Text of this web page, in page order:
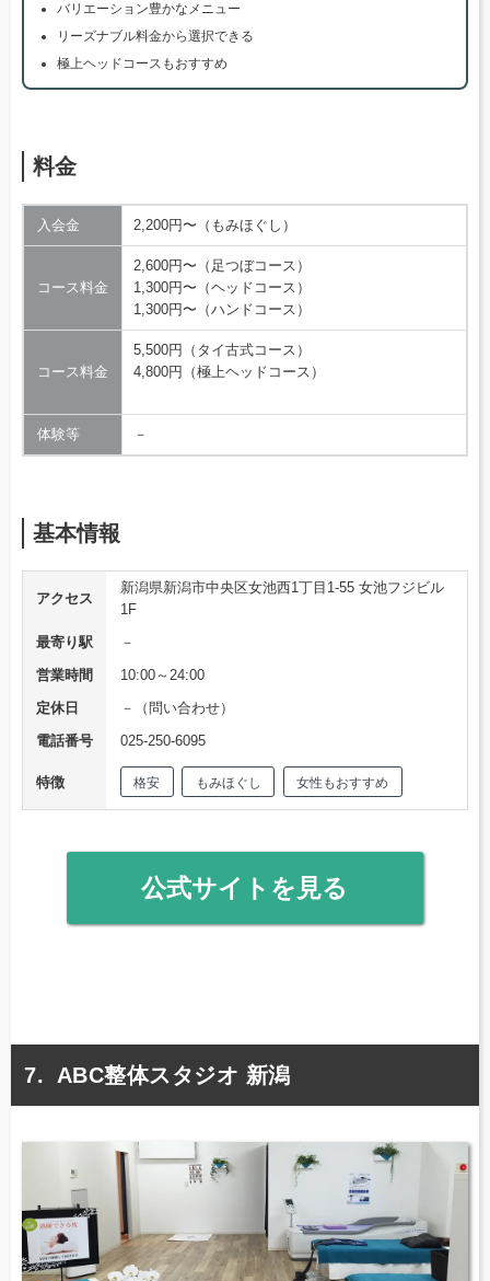
バリエーション豊かなメニュー
リーズナブル料金から選択できる
極上ヘッドコースもおすすめ
料金
入会金 2,200円〜（もみほぐし）
コース料金
2,600円〜（足つぼコース）
1,300円〜（ヘッドコース）
1,300円〜（ハンドコース）
コース料金
5,500円（タイ古式コース）
4,800円（極上ヘッドコース）
体験等 －
基本情報
アクセス
新潟県新潟市中央区女池西1丁目1-55 女池フジビル
1F
最寄り駅
－
営業時間
10:00～24:00
定休日
－（問い合わせ）
電話番号
025-250-6095
特徴 格安 もみほぐし 女性もおすすめ
公式サイトを見る
ABC整体スタジオ 新潟